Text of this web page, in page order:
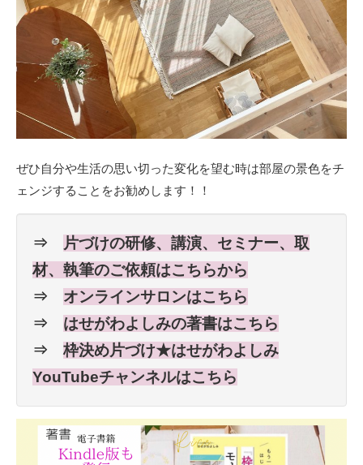
ぜひ自分や生活の思い切った変化を望む時は部屋の景色をチ
ェンジすることをお勧めします！！
⇒
片づけの研修、講演、セミナー、取
材、執筆のご依頼はこちらから
⇒ オンラインサロンはこちら
⇒ はせがわよしみの著書はこちら
⇒ 枠決め片づけ★はせがわよしみ
YouTubeチャンネルはこちら